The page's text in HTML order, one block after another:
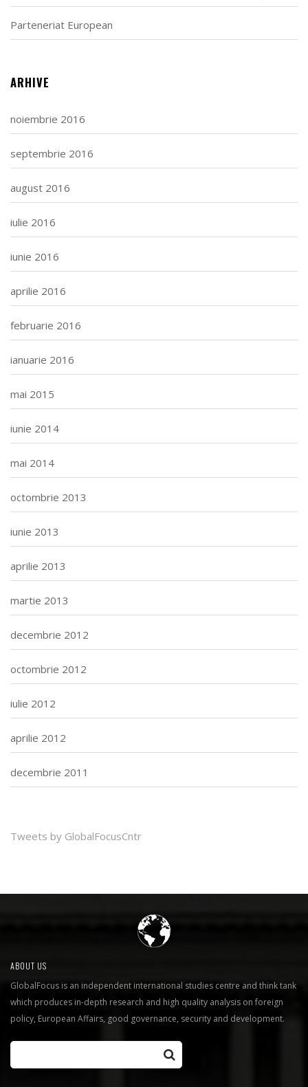
Parteneriat European
ARHIVE
noiembrie 2016
septembrie 2016
august 2016
iulie 2016
iunie 2016
aprilie 2016
februarie 2016
ianuarie 2016
mai 2015
iunie 2014
mai 2014
octombrie 2013
iunie 2013
aprilie 2013
martie 2013
decembrie 2012
octombrie 2012
iulie 2012
aprilie 2012
decembrie 2011
Tweets by GlobalFocusCntr
ABOUT US
GlobalFocus is an independent international studies centre and think tank
which produces in-depth research and high quality analysis on foreign
policy, European Affairs, good governance, security and development.